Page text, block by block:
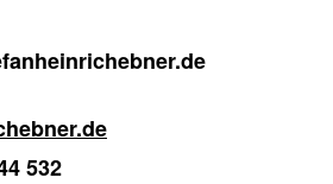
532